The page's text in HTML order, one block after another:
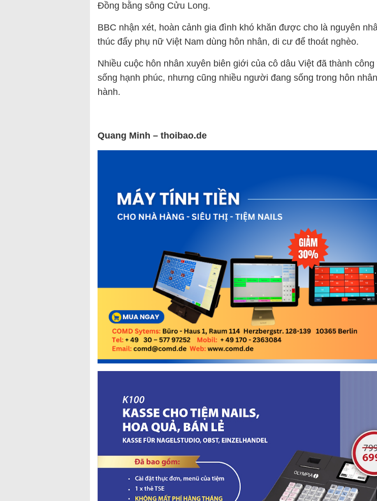
Đồng bằng sông Cửu Long.
BBC nhận xét, hoàn cảnh gia đình khó khăn được cho là nguyên
thúc đẩy phụ nữ Việt Nam dùng hôn nhân, di cư để thoát nghèo.
Nhiều cuộc hôn nhân xuyên biên giới của cô dâu Việt đã thành công
sống hạnh phúc, nhưng cũng nhiều người đang sống trong hôn
hành.
Quang Minh – thoibao.de